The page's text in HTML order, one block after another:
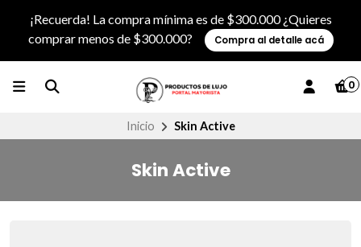
¡Recuerda! La compra mínima es de $300.000 ¿Quieres
comprar menos de $300.000?
Compra al detalle acá
0
Inicio Skin Active
Skin Active